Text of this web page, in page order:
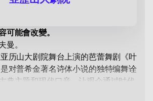
可能會改變。
曼。
历山大剧院舞台上演的芭蕾舞剧《叶
对普希金著名诗体小说的独特编舞诠
典主题和现代口音，让观众通过时代
和塔蒂亚娜的故事。